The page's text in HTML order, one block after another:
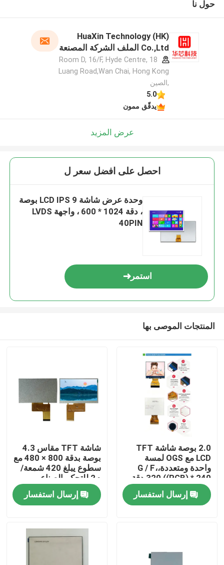
حول نا
HuaXin Technology (HK)
Co.,Ltd الملف الشركة المصنعة
Room D, 16/F, Hyde Centre, 18
Luang Road,Wan Chai, Hong Kong
,الصين
5.0
يدقّق ممون
عرض المزيد
احصل على افضل سعر ل
وحدة عرض شاشة LCD IPS 9 بوصة
، دقة 1024 * 600 ، واجهة LVDS
40PIN
استمر
المنتجات الموصى بها
2.0 بوصة شاشة TFT
LCD مع OGS لمسة
واحدة ومتعددة،G / F،
320 ((RGB) * 240 دقة،
واجهة RGB 6 بت، القيادة
IC ILI9342cإرسال استفسار
شاشة TFT مقاس 4.3
بوصة بدقة 800 × 480 مع
سطوع يبلغ 420 شمعة/
م2 للتحكم الصناعي
إرسال استفسار